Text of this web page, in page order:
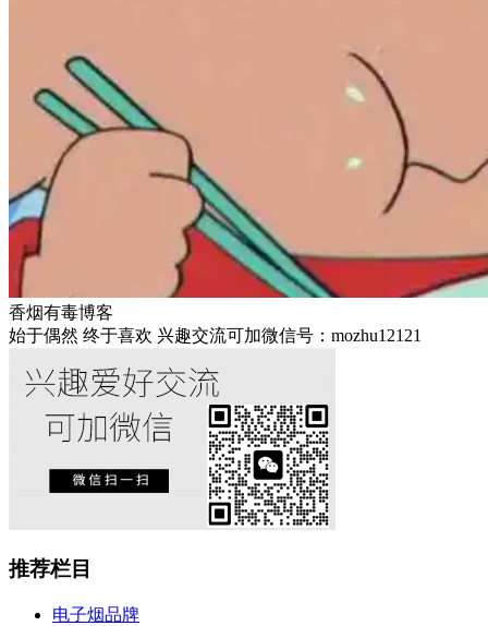
香烟有毒博客
始于偶然 终于喜欢 兴趣交流可加微信号：mozhu12121
推荐栏目
电子烟品牌